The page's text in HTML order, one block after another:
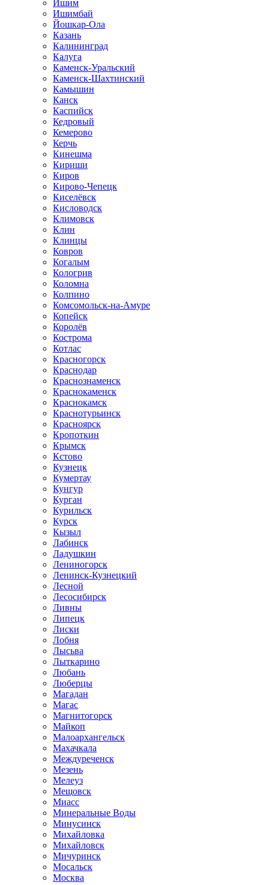
Ишим
Ишимбай
Йошкар-Ола
Казань
Калининград
Калуга
Каменск-Уральский
Каменск-Шахтинский
Камышин
Канск
Каспийск
Кедровый
Кемерово
Керчь
Кинешма
Кириши
Киров
Кирово-Чепецк
Киселёвск
Кисловодск
Климовск
Клин
Клинцы
Ковров
Когалым
Кологрив
Коломна
Колпино
Комсомольск-на-Амуре
Копейск
Королёв
Кострома
Котлас
Красногорск
Краснодар
Краснознаменск
Краснокаменск
Краснокамск
Краснотурьинск
Красноярск
Кропоткин
Крымск
Кстово
Кузнецк
Кумертау
Кунгур
Курган
Курильск
Курск
Кызыл
Лабинск
Ладушкин
Лениногорск
Ленинск-Кузнецкий
Лесной
Лесосибирск
Ливны
Липецк
Лиски
Лобня
Лысьва
Лыткарино
Любань
Люберцы
Магадан
Магас
Магнитогорск
Майкоп
Малоархангельск
Махачкала
Междуреченск
Мезень
Мелеуз
Мещовск
Миасс
Минеральные Воды
Минусинск
Михайловка
Михайловск
Мичуринск
Мосальск
Москва